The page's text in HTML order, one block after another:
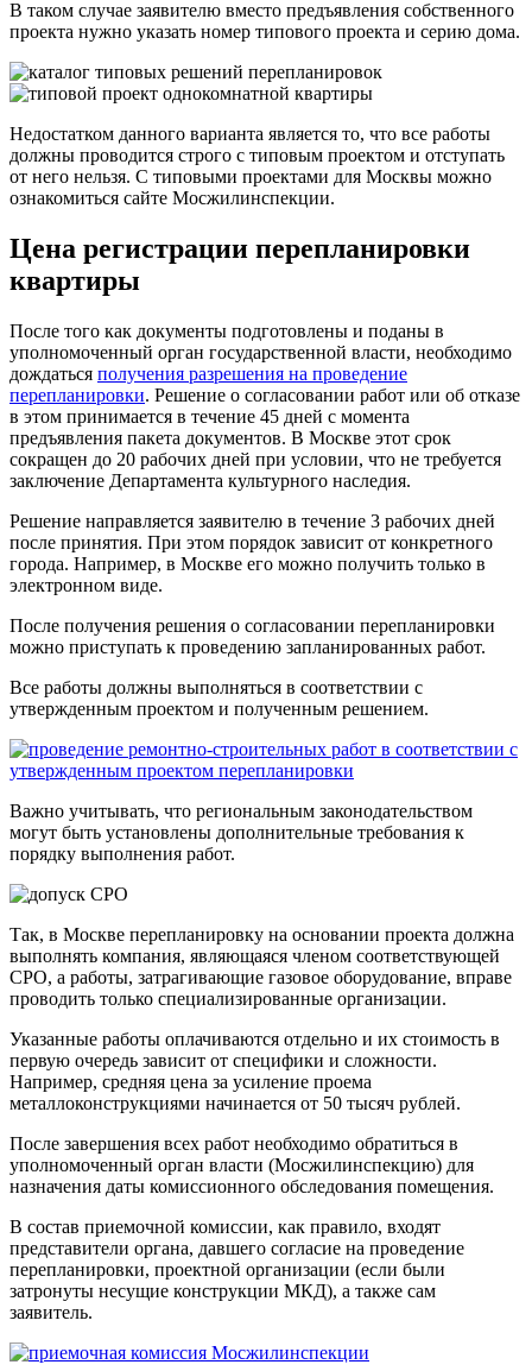
В таком случае заявителю вместо предъявления собственного
проекта нужно указать номер типового проекта и серию дома.
Недостатком данного варианта является то, что все работы
должны проводится строго с типовым проектом и отступать
от него нельзя. С типовыми проектами для Москвы можно
ознакомиться сайте Мосжилинспекции.
Цена регистрации перепланировки
квартиры
После того как документы подготовлены и поданы в
уполномоченный орган государственной власти, необходимо
дождаться получения разрешения на проведение
перепланировки. Решение о согласовании работ или об отказе
в этом принимается в течение 45 дней с момента
предъявления пакета документов. В Москве этот срок
сокращен до 20 рабочих дней при условии, что не требуется
заключение Департамента культурного наследия.
Решение направляется заявителю в течение 3 рабочих дней
после принятия. При этом порядок зависит от конкретного
города. Например, в Москве его можно получить только в
электронном виде.
После получения решения о согласовании перепланировки
можно приступать к проведению запланированных работ.
Все работы должны выполняться в соответствии с
утвержденным проектом и полученным решением.
Важно учитывать, что региональным законодательством
могут быть установлены дополнительные требования к
порядку выполнения работ.
Так, в Москве перепланировку на основании проекта должна
выполнять компания, являющаяся членом соответствующей
СРО, а работы, затрагивающие газовое оборудование, вправе
проводить только специализированные организации.
Указанные работы оплачиваются отдельно и их стоимость в
первую очередь зависит от специфики и сложности.
Например, средняя цена за усиление проема
металлоконструкциями начинается от 50 тысяч рублей.
После завершения всех работ необходимо обратиться в
уполномоченный орган власти (Мосжилинспекцию) для
назначения даты комиссионного обследования помещения.
В состав приемочной комиссии, как правило, входят
представители органа, давшего согласие на проведение
перепланировки, проектной организации (если были
затронуты несущие конструкции МКД), а также сам
заявитель.